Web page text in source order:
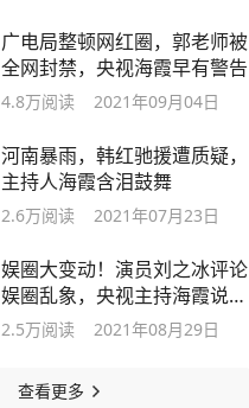
广电局整顿网红圈，郭老师被
全网封禁，央视海霞早有警告
4.8万阅读 2021年09月04日
河南暴雨，韩红驰援遭质疑，
主持人海霞含泪鼓舞
2.6万阅读 2021年07月23日
娱圈大变动！演员刘之冰评论
娱圈乱象，央视主持海霞说得
好
2.5万阅读 2021年08月29日
查看更多